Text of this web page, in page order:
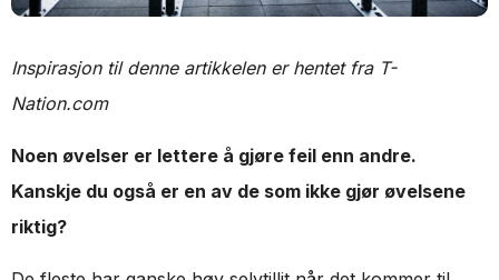
Inspirasjon til denne artikkelen er hentet fra T-
Nation.com
Noen øvelser er lettere å gjøre feil enn andre.
Kanskje du også er en av de som ikke gjør øvelsene
riktig?